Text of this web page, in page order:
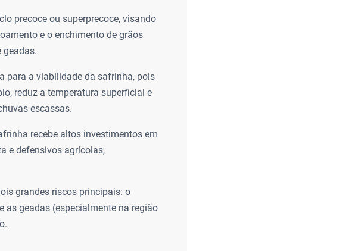
precoce ou superprecoce, visando
e o enchimento de grãos
geadas.
para a viabilidade da safrinha, pois
reduz a temperatura superficial e
escassas.
recebe altos investimentos em
e defensivos agrícolas,
grandes riscos principais: o
as geadas (especialmente na região